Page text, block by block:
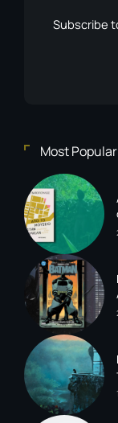
Subscribe
Most Popular